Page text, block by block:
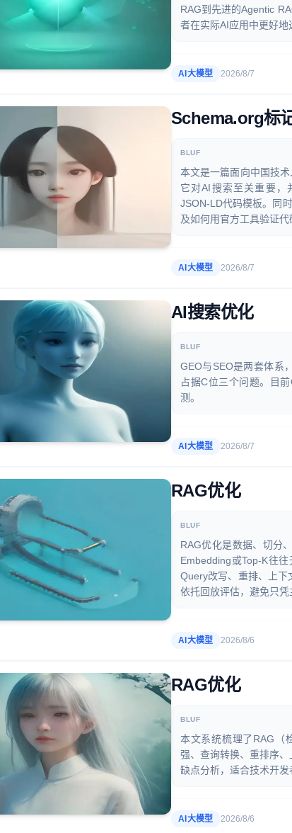
RAG到先进的Agentic
者在实际AI应用中更好地
AI大模型 2026/8/7
Schema.org标
BLUF
本文是一篇面向中国技
它对AI搜索至关重要，
JSON-LD代码模板。同
及如何用官方工具验证
AI大模型 2026/8/7
AI搜索优化
BLUF
GEO与SEO是两套体系
占据C位三个问题。目
测。
AI大模型 2026/8/7
RAG优化
BLUF
RAG优化是数据、切分
Embedding或Top-K往
Query改写、重排、上下
依托回放评估，避免只凭
AI大模型 2026/8/6
RAG优化
BLUF
本文系统梳理了RAG（
强、查询转换、重排序
缺点分析，适合技术开发
AI大模型 2026/8/6